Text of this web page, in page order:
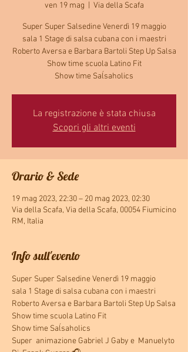
ven 19 mag Via della Scafa
Super Super Salsedine Venerdì 19 maggio
sala 1 Stage di salsa cubana con i maestri
Roberto Aversa e Barbara Bartoli Step Up Salsa
Show time scuola Latino Fit
Show time Saĺsaholics
La registrazione è stata chiusa
Scopri gli altri eventi
Orario & Sede
19 mag 2023, 22:30 – 20 mag 2023, 02:30
Via della Scafa, Via della Scafa, 00054 Fiumicino
RM, Italia
Info sull'evento
Super Super Salsedine Venerdì 19 maggio
sala 1 Stage di salsa cubana con i maestri
Roberto Aversa e Barbara Bartoli Step Up Salsa
Show time scuola Latino Fit
Show time Saĺsaholics
Super  animazione Gabriel J Gaby e  Manuelyto